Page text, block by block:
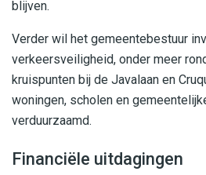
blijven.
Verder wil het gemeentebestuur
verkeersveiligheid, onder meer
kruispunten bij de Javalaan en
woningen, scholen en
verduurzaamd.
Financiële uitdagingen